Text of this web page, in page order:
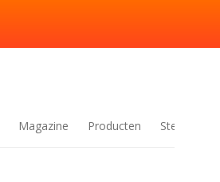
Magazine Producten Steden